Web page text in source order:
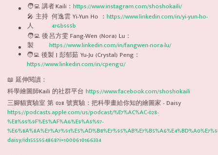
🧑‍💻 講者Kaili： https://www.instagram.com/shoshokaili/
🎤 主持
人
何逸雲 Yi-Yun Ho ： https://www.linkedin.com/in/yi-yun-ho-
476b995b
🧑‍💻 後
製
呂方雯 Fang-Wen (Nora) Lu：
https://www.linkedin.com/in/fangwen-nora-lu/
🧑‍💻 後製 | 彭郁茹 Yu-Ju (Crystal) Peng：
https://www.linkedin.com/in/cpeng12/
📖 延伸閱讀：
科學繪圖師Kaili 的社群平台 https://www.facebook.com/shoshokaili
三腳貓實驗室 第 028 號實驗：把科學畫給你知的繪圖家 - Daisy
https://podcasts.apple.com/us/podcast/%E7%AC%AC-028-
%E8%99%9F%E5%AF%A6%E9%A9%97-
daisy/id1555954868?i=1000610166334